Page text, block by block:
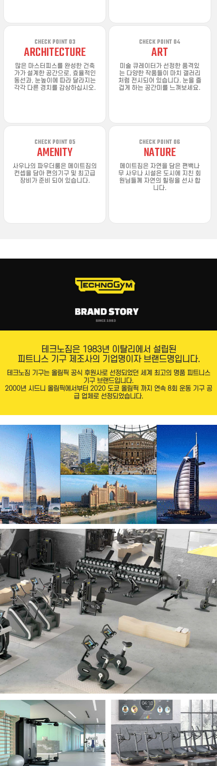
CHECK POINT 03
ARCHITECTURE
많은 마스터피스를 완성한 건축
가가 설계한 공간으로, 효율적인
동선과, 눈높이에 따라 달라지는
각각 다른 경치를 감상하십시오.
CHECK POINT 04
ART
미술 큐레이터가 선정한 품격있
는 다양한 작품들이 마치 갤러리
처럼 전시되어 있습니다. 눈을 즐
겁게 하는 공간미를 느껴보세요.
CHECK POINT 05
AMENITY
사우나의 파우더룸은 메이트짐의
컨셉을 담아 편의기구 및 최고급
장비가 준비 되어 있습니다.
CHECK POINT 06
NATURE
메이트짐은 자연을 담은 편백나
무 사우나 시설은 도시에 지친 회
원님들께 자연의 힐링을 선사 합
니다.
테크노짐은 1983년 이탈리에서 설립된
피트니스 기구 제조사의 기업명이자 브랜드명입니다.
테크노짐 기구는 올림픽 공식 후원사로 선정되었던 세계 최고의 명품 피트니스
기구 브랜드입니다.
2000년 시드니 올림픽에서부터 2020 도쿄 올림픽 까지 연속 8회 운동 기구 공
급 업체로 선정되었습니다.